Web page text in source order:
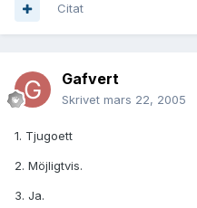
Citat
Gafvert
Skrivet mars 22, 2005
1. Tjugoett
2. Möjligtvis.
3. Ja.